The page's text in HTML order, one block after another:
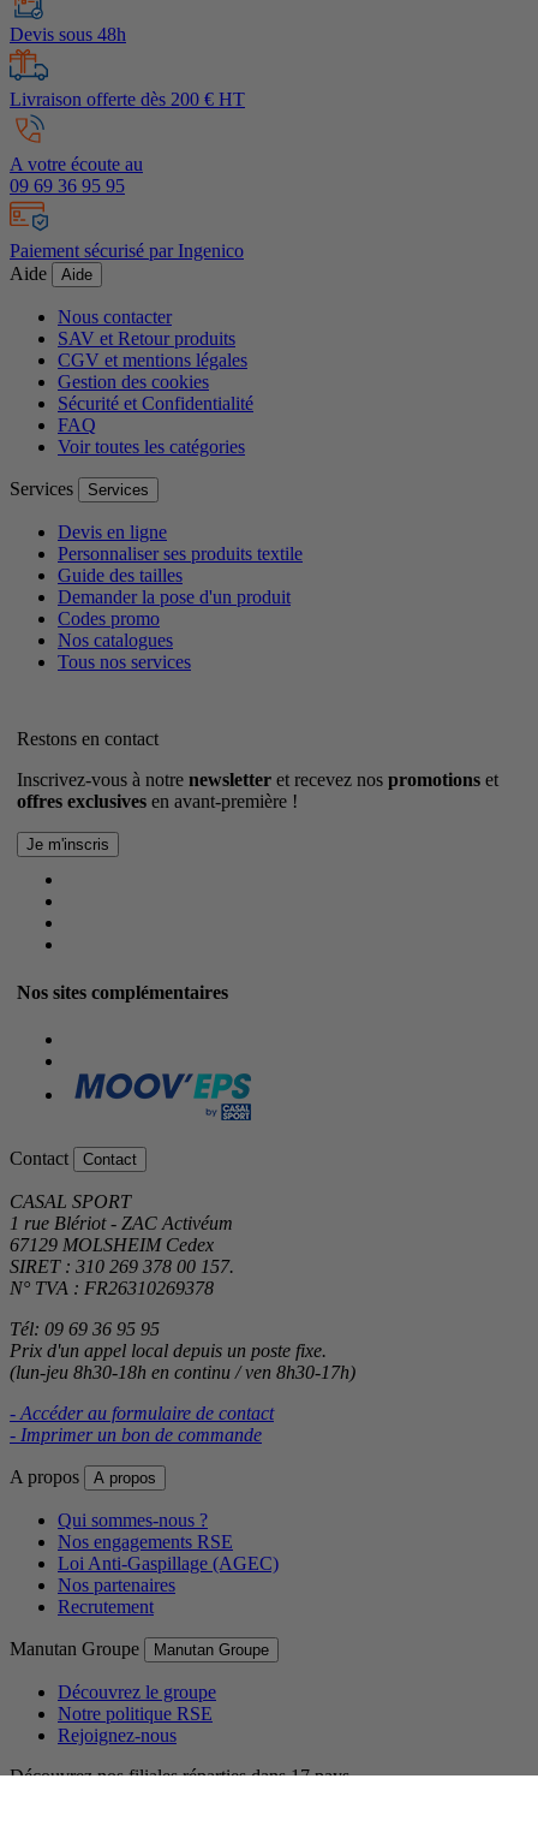
Devis sous 48h
Livraison offerte dès 200 € HT
A votre écoute au
09 69 36 95 95
Paiement sécurisé par Ingenico
Aide
Aide
Nous contacter
SAV et Retour produits
CGV et mentions légales
Gestion des cookies
Sécurité et Confidentialité
FAQ
Voir toutes les catégories
Services Services
Devis en ligne
Personnaliser ses produits textile
Guide des tailles
Demander la pose d'un produit
Codes promo
Nos catalogues
Tous nos services
Restons en contact
Inscrivez-vous à notre newsletter et recevez nos promotions et
offres exclusives en avant-première !
Nos sites complémentaires
Contact Contact
CASAL SPORT
1 rue Blériot - ZAC Activéum
67129 MOLSHEIM Cedex
SIRET : 310 269 378 00 157.
N° TVA : FR26310269378
Tél: 09 69 36 95 95
Prix d'un appel local depuis un poste fixe.
(lun-jeu 8h30-18h en continu / ven 8h30-17h)
- Accéder au formulaire de contact
- Imprimer un bon de commande
A propos A propos
Qui sommes-nous ?
Nos engagements RSE
Loi Anti-Gaspillage (AGEC)
Nos partenaires
Recrutement
Manutan Groupe Manutan Groupe
Découvrez le groupe
Notre politique RSE
Rejoignez-nous
Découvrez nos filiales réparties dans 17 pays.